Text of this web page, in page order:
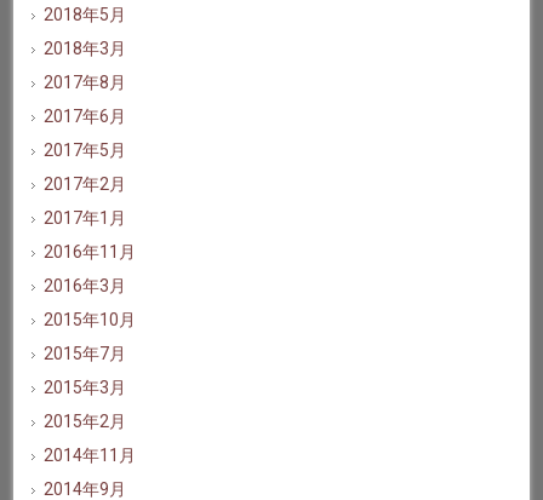
2018年5月
2018年3月
2017年8月
2017年6月
2017年5月
2017年2月
2017年1月
2016年11月
2016年3月
2015年10月
2015年7月
2015年3月
2015年2月
2014年11月
2014年9月